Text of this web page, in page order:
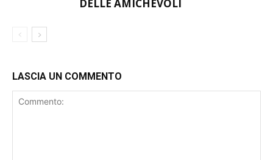
DELLE AMICHEVOLI
LASCIA UN COMMENTO